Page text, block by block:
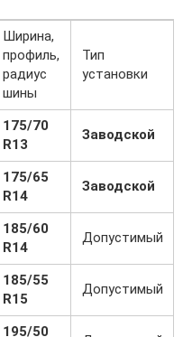
Ширина,
профиль,
радиус
шины
Тип
установки
175/70
R13
Заводской
175/65
R14
Заводской
185/60
R14
Допустимый
185/55
R15
Допустимый
195/50